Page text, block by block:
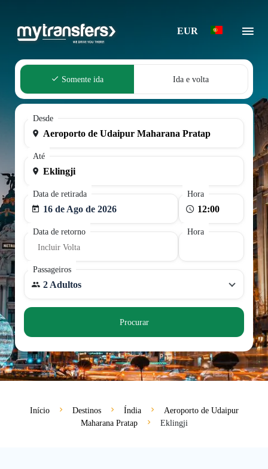
EUR
Somente ida Ida e volta
Desde
Até
Data de retirada
16 de Ago de 2026
Hora
Data de retorno
Incluir Volta
Hora
Passageiros
2 Adultos
Procurar
Início Destinos Índia
Aeroporto de Udaipur
Maharana Pratap
Eklingji